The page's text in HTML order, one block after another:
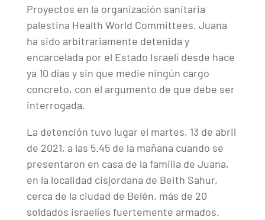
Proyectos en la organización sanitaria
palestina Health World Committees. Juana
ha sido arbitrariamente detenida y
encarcelada por el Estado Israelí desde hace
ya 10 días y sin que medie ningún cargo
concreto, con el argumento de que debe ser
interrogada.
La detención tuvo lugar el martes, 13 de abril
de 2021, a las 5.45 de la mañana cuando se
presentaron en casa de la familia de Juana,
en la localidad cisjordana de Beith Sahur,
cerca de la ciudad de Belén, más de 20
soldados israelíes fuertemente armados.